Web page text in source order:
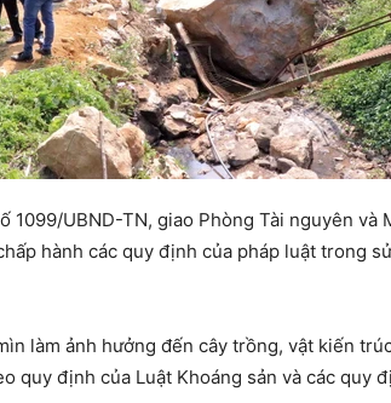
1099/UBND-TN, giao Phòng Tài nguyên
hành các quy định của pháp luật trong
làm ảnh hưởng đến cây trồng, vật kiến
định của Luật Khoáng sản và các quy